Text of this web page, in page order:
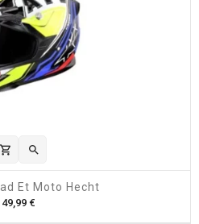
shopping_cart 
Et Moto Hecht
49,99 €